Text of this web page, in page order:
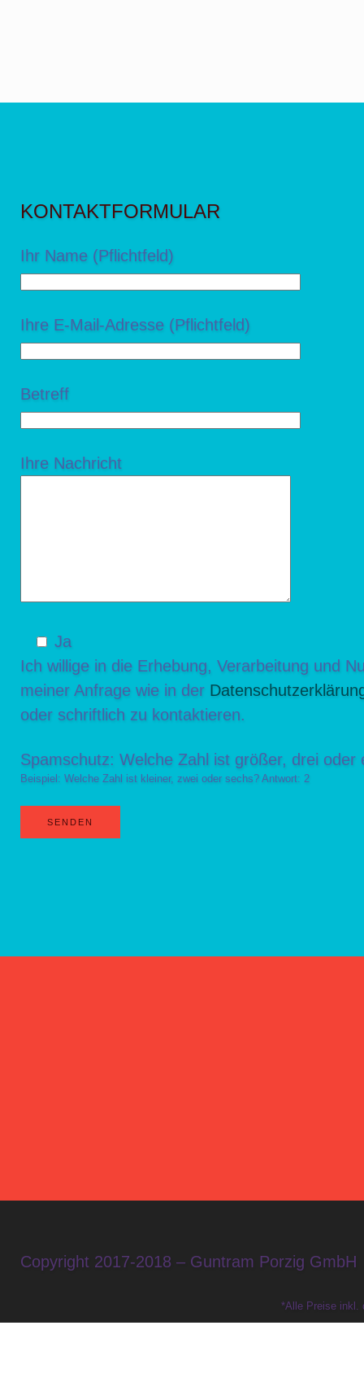
KONTAKTFORMULAR
Ihr Name (Pflichtfeld)
Ihre E-Mail-Adresse (Pflichtfeld)
Betreff
Ihre Nachricht
Ja
Ich willige in die Erhebung, Verarbeitung und
meiner Anfrage wie in der
oder schriftlich zu kontaktieren.
Spamschutz: Welche Zahl ist größer, drei oder
Beispiel: Welche Zahl ist kleiner, zwei oder sechs? Antwort: 2
Copyright 2017-2018 – Guntram Porzig GmbH
*Alle Preise inkl.